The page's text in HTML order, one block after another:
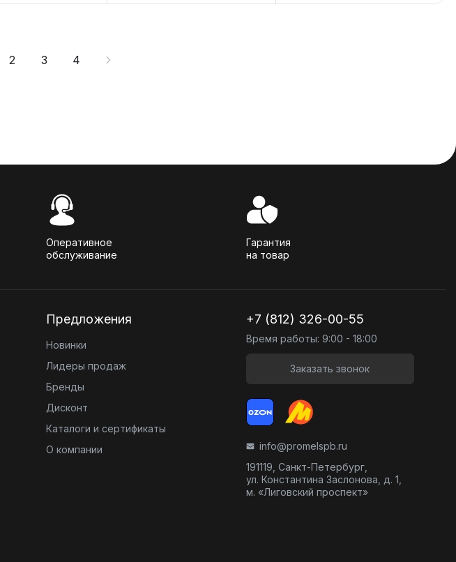
2 3 4
Оперативное
обслуживание
Гарантия
на товар
Предложения
Новинки
Лидеры продаж
Бренды
Дисконт
Каталоги и сертификаты
О компании
+7 (812) 326-00-55
Время работы: 9:00 - 18:00
Заказать звонок
info@promelspb.ru
191119, Санкт-Петербург,
ул. Константина Заслонова, д. 1,
м. «Лиговский проспект»